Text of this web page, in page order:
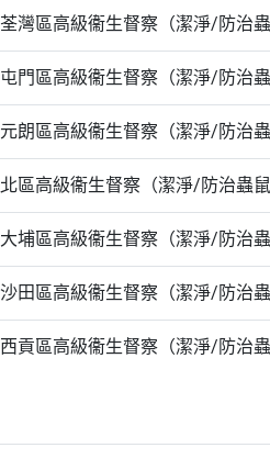
荃灣區高級衞生督察（潔淨/防治蟲
屯門區高級衞生督察（潔淨/防治蟲
元朗區高級衞生督察（潔淨/防治蟲
北區高級衞生督察（潔淨/防治蟲鼠
大埔區高級衞生督察（潔淨/防治蟲
沙田區高級衞生督察（潔淨/防治蟲
西貢區高級衞生督察（潔淨/防治蟲